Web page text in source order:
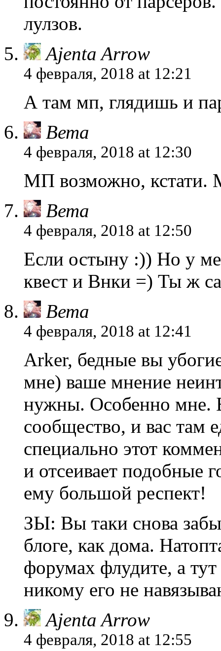
лулзов.
Ajenta Arrow
4 февраля, 2018 at 12:21
А там мп, глядишь и
Вета
4 февраля, 2018 at 12:30
МП возможно, кстати.
Вета
4 февраля, 2018 at 12:50
Если остыну :)) Но у
квест и Внки =) Ты ж
Вета
4 февраля, 2018 at 12:41
Arker, бедные вы
мне) ваше мнение
нужны. Особенно мне.
сообщество, и вас там
специально этот
и отсеивает подобные
ему большой респект!
ЗЫ: Вы таки снова
блоге, как дома.
форумах флудите, а
никому его не
Ajenta Arrow
4 февраля, 2018 at 12:55